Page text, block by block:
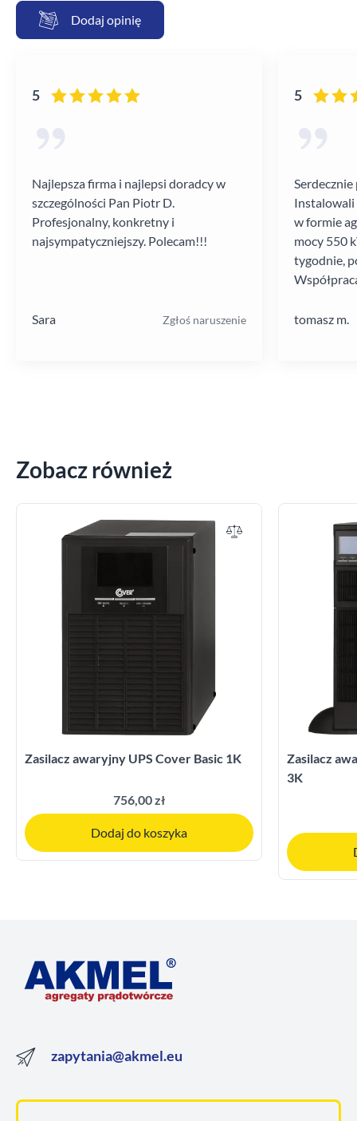
Dodaj opinię
5
Najlepsza firma i najlepsi doradcy w
szczególności Pan Piotr D.
Profesjonalny, konkretny i
najsympatyczniejszy. Polecam!!!
Sara Zgłoś naruszenie
5
Instalowali
w formie
mocy 550
tygodnie,
tomasz m.
Zobacz również
Zasilacz awaryjny UPS Cover Basic 1K
756,00 zł
Dodaj do koszyka
Zasilacz
3K
zapytania@akmel.eu